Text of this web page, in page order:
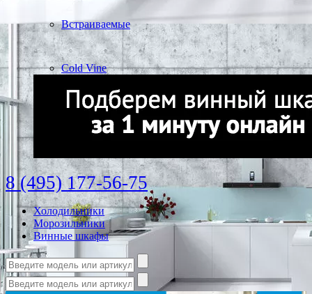
Встраиваемые
Cold Vine
8 (495) 177-56-75
Холодильники
Морозильники
Винные шкафы